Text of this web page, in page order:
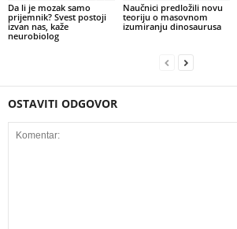
Da li je mozak samo
prijemnik? Svest postoji
izvan nas, kaže
neurobiolog
Naučnici predložili novu
teoriju o masovnom
izumiranju dinosaurusa
OSTAVITI ODGOVOR